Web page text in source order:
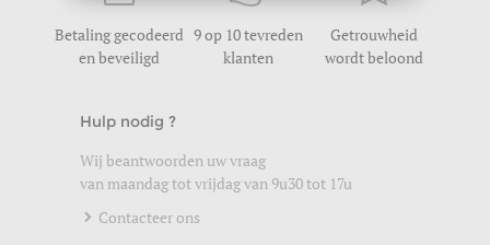
Betaling gecodeerd
en beveiligd
9 op 10 tevreden
klanten
Getrouwheid
wordt beloond
Hulp nodig ?
Wij beantwoorden uw vraag
van maandag tot vrijdag van 9u30 tot 17u
Contacteer ons